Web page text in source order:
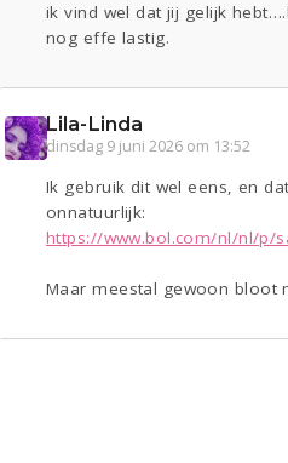
ik vind wel dat jij gelijk
nog effe lastig.
Lila-Linda
dinsdag 9 juni 2026 om 13:52
Ik gebruik dit wel eens, en
onnatuurlijk:
https://www.bol.com/nl/nl/p/
Maar meestal gewoon bloot